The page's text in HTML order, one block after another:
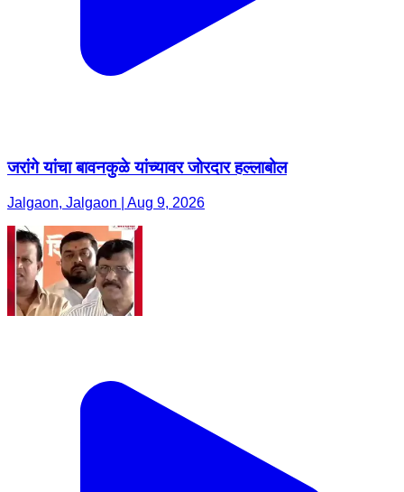
जरांगे यांचा बावनकुळे यांच्यावर जोरदार हल्लाबोल
Jalgaon, Jalgaon | Aug 9, 2026